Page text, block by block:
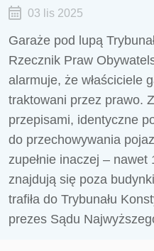
03 lis 2025
Garaże pod lupą
Rzecznik Praw
alarmuje, że właściciele
traktowani przez prawo.
przepisami, identyczne
do przechowywania
zupełnie inaczej –
znajdują się poza
trafiła do Trybunału
prezes Sądu